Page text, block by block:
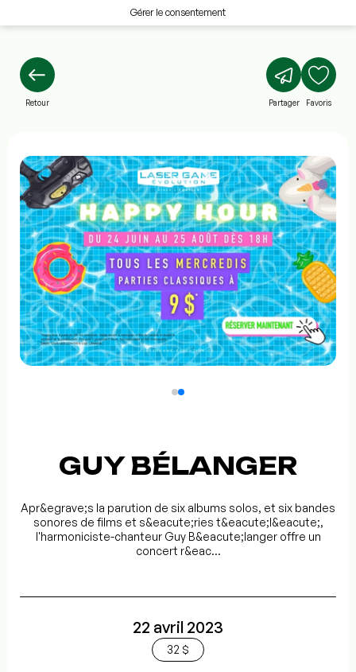
Gérer le consentement
Retour Partager Favoris
GUY BÉLANGER
Apr&egrave;s la parution de six albums solos, et six bandes
sonores de films et s&eacute;ries t&eacute;l&eacute;,
l'harmoniciste-chanteur Guy B&eacute;langer offre un
concert r&eac...
22 avril 2023
32 $